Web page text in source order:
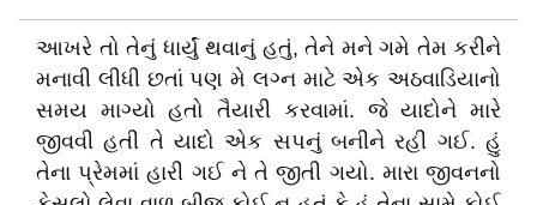
આખરે તો તેનું ધાર્યું થવાનું હતું, તેને મને ગમે તેમ કરીને
મનાવી લીધી છતાં પણ મે લગ્ન માટે એક અઠવાડિયાનો
સમય માગ્યો હતો તૈયારી કરવામાં. જે યાદોને મારે
જીવવી હતી તે યાદો એક સપનું બનીને રહી ગઈ. હું
તેના પ્રેમમાં હારી ગઈ ને તે જીતી ગયો. મારા જીવનનો